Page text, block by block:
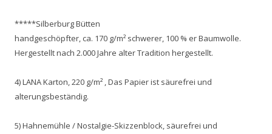
*****Silberburg Bütten
handgeschöpfter, ca. 170 g/m² schwerer, 100 % er Baumwolle.
Hergestellt nach 2.000 Jahre alter Tradition hergestellt.
4) LANA Karton, 220 g/m² , Das Papier ist säurefrei und
alterungsbeständig.
5) Hahnemühle / Nostalgie-Skizzenblock, säurefrei und